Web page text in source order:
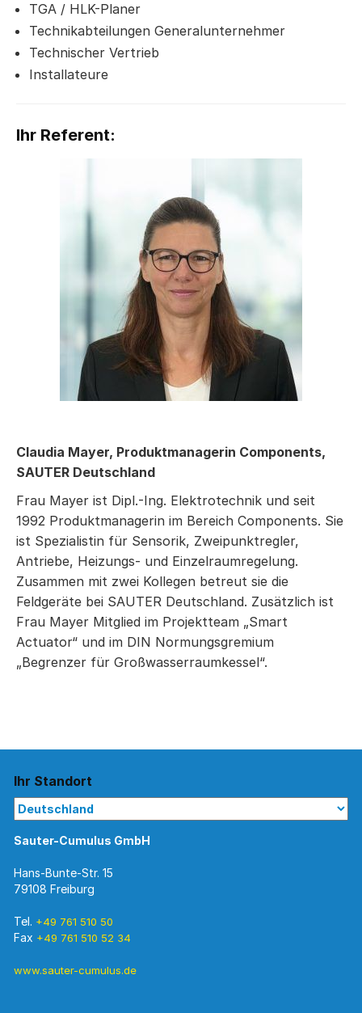
TGA / HLK-Planer
Technikabteilungen Generalunternehmer
Technischer Vertrieb
Installateure
Ihr Referent:
Claudia Mayer, Produktmanagerin Components,
SAUTER Deutschland
Frau Mayer ist Dipl.-Ing. Elektrotechnik und seit
1992 Produktmanagerin im Bereich Components. Sie
ist Spezialistin für Sensorik, Zweipunktregler,
Antriebe, Heizungs- und Einzelraumregelung.
Zusammen mit zwei Kollegen betreut sie die
Feldgeräte bei SAUTER Deutschland. Zusätzlich ist
Frau Mayer Mitglied im Projektteam „Smart
Actuator“ und im DIN Normungsgremium
„Begrenzer für Großwasserraumkessel“.
Ihr Standort
Sauter-Cumulus GmbH
Hans-Bunte-Str. 15
79108 Freiburg
Tel. +49 761 510 50
Fax +49 761 510 52 34
www.sauter-cumulus.de